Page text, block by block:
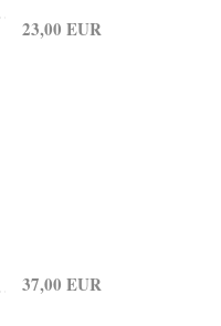
23,00 EUR
37,00 EUR